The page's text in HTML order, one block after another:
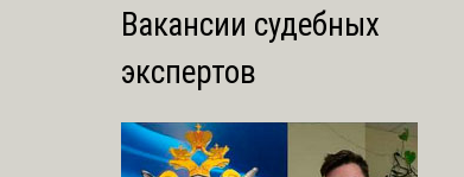
Вакансии судебных
экспертов